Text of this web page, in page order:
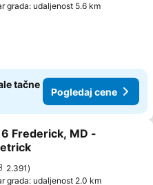
grada: udaljenost 5.6 km
tačne
Pogledaj cene
u favorite
Frederick, MD -
cene
2.391
grada: udaljenost 2.0 km